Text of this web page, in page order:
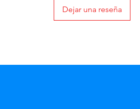
Dejar una reseña